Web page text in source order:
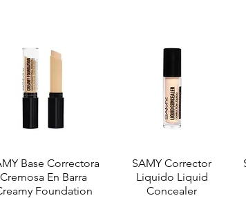
Vista rápida
Base Correctora
Cremosa En Barra
Foundation
Vista rápida
SAMY Corrector
Liquido Liquid
Concealer